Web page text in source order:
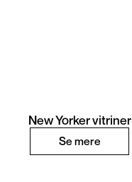
New Yorker vitriner
Se mere